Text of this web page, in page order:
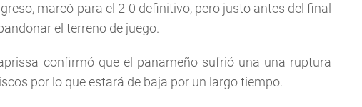
marcó para el 2-0 definitivo, pero justo antes del final
el terreno de juego.
confirmó que el panameño sufrió una una ruptura
por lo que estará de baja por un largo tiempo.